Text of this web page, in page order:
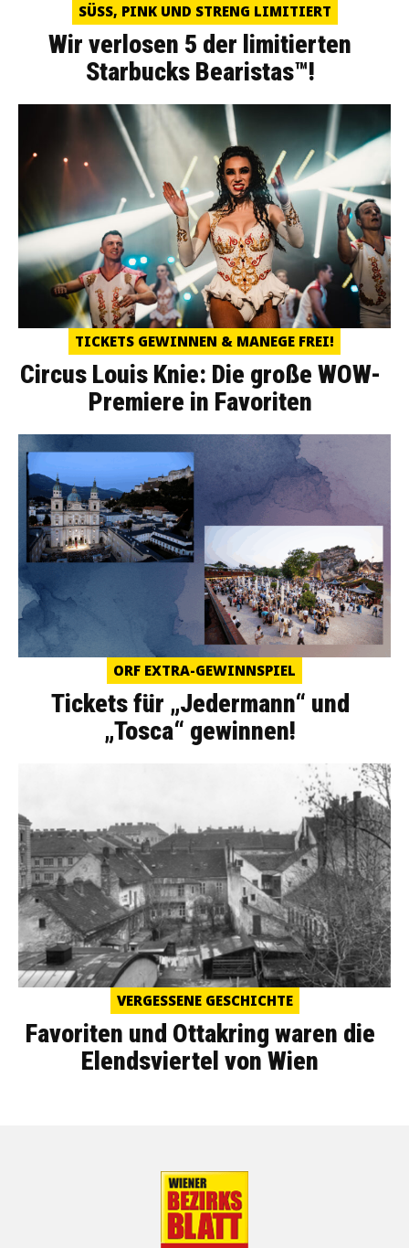
SÜSS, PINK UND STRENG LIMITIERT
Wir verlosen 5 der limitierten
Starbucks Bearistas™!
TICKETS GEWINNEN & MANEGE FREI!
Circus Louis Knie: Die große WOW-
Premiere in Favoriten
ORF EXTRA-GEWINNSPIEL
Tickets für „Jedermann“ und
„Tosca“ gewinnen!
VERGESSENE GESCHICHTE
Favoriten und Ottakring waren die
Elendsviertel von Wien